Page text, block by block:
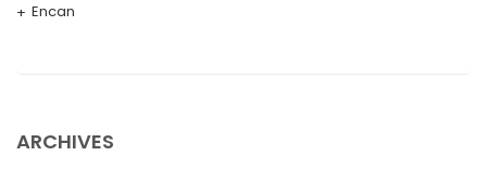
Encan
ARCHIVES